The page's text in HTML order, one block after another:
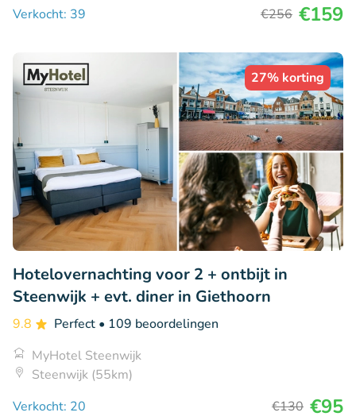
Verkocht: 39
€256 €159
27% korting
Hotelovernachting voor 2 + ontbijt in
Steenwijk + evt. diner in Giethoorn
9.8 Perfect • 109 beoordelingen
MyHotel Steenwijk
Steenwijk (55km)
Verkocht: 20
€130 €95